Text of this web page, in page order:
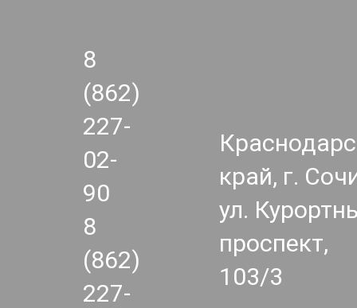
8
(862)
227-
02-
90
8
(862)
227-
край, г.
ул.
проспект,
103/3